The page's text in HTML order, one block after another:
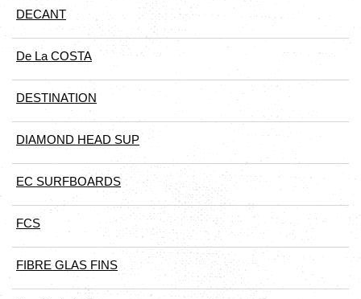
DECANT
De La COSTA
DESTINATION
DIAMOND HEAD SUP
EC SURFBOARDS
FCS
FIBRE GLAS FINS